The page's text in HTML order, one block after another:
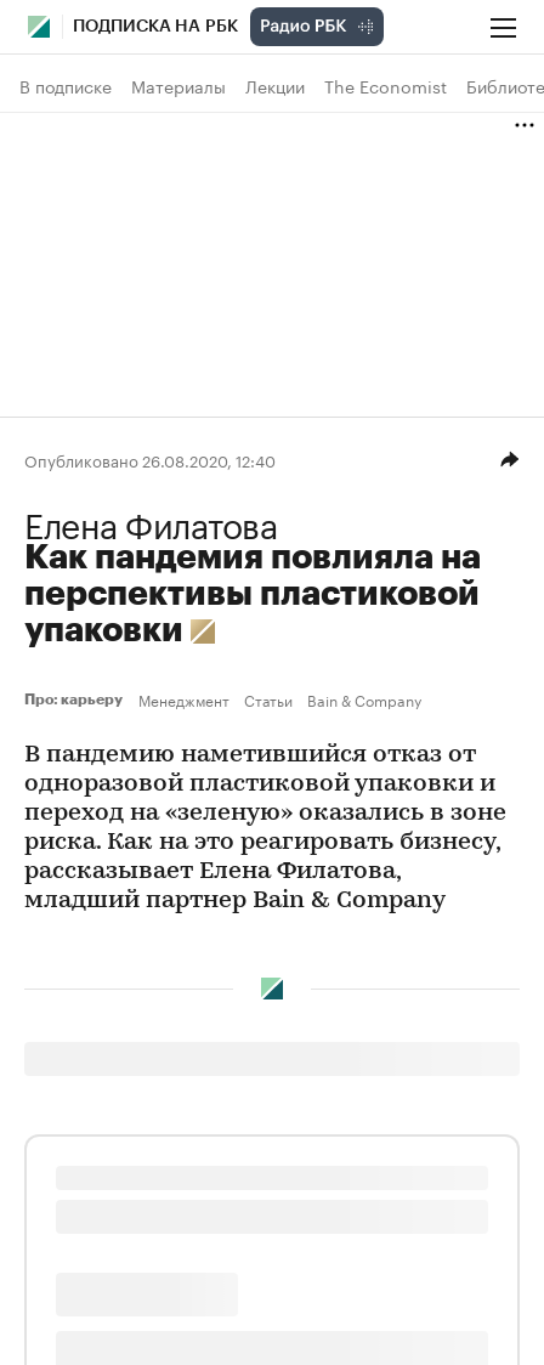
ПОДПИСКА НА РБК
В подписке Материалы Лекции The Economist
Опубликовано 26.08.2020, 12:40
Елена Филатова
Как пандемия повлияла на
перспективы пластиковой
упаковки
Про: карьеру Менеджмент Статьи Bain & Company
В пандемию наметившийся отказ от
одноразовой пластиковой упаковки и
переход на «зеленую» оказались в зоне
риска. Как на это реагировать бизнесу,
рассказывает Елена Филатова,
младший партнер Bain & Company